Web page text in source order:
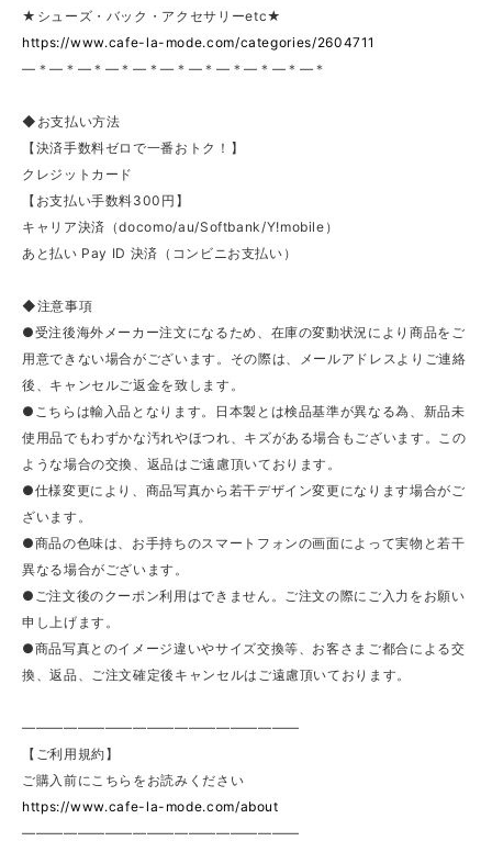
★シューズ・バック・アクセサリーetc★
https://www.cafe-la-mode.com/categories/2604711
—＊—＊—＊—＊—＊—＊—＊—＊—＊—＊—＊
◆お支払い方法
【決済手数料ゼロで一番おトク！】
クレジットカード
【お支払い手数料300円】
キャリア決済（docomo/au/Softbank/Y!mobile）
あと払い Pay ID 決済（コンビニお支払い）
◆注意事項
●受注後海外メーカー注文になるため、在庫の変動状況により商品をご
用意できない場合がございます。その際は、メールアドレスよりご連絡
後、キャンセルご返金を致します。
●こちらは輸入品となります。日本製とは検品基準が異なる為、新品未
使用品でもわずかな汚れやほつれ、キズがある場合もございます。この
ような場合の交換、返品はご遠慮頂いております。
●仕様変更により、商品写真から若干デザイン変更になります場合がご
ざいます。
●商品の色味は、お手持ちのスマートフォンの画面によって実物と若干
異なる場合がございます。
●ご注文後のクーポン利用はできません。ご注文の際にご入力をお願い
申し上げます。
●商品写真とのイメージ違いやサイズ交換等、お客さまご都合による交
換、返品、ご注文確定後キャンセルはご遠慮頂いております。
————————————————————
【ご利用規約】
ご購入前にこちらをお読みください
https://www.cafe-la-mode.com/about
————————————————————